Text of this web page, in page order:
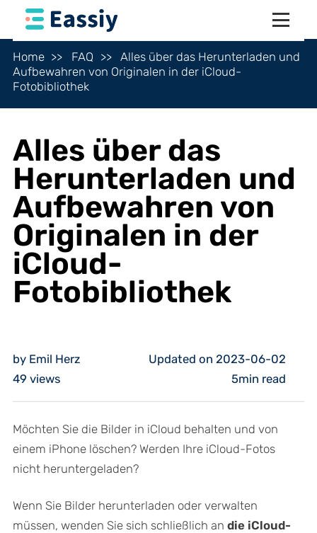
Home FAQ
Alles über das Herunterladen und
Aufbewahren von Originalen in der iCloud-
Fotobibliothek
Alles über das
Herunterladen und
Aufbewahren von
Originalen in der
iCloud-
Fotobibliothek
by Emil Herz
Updated on 2023-06-02
49 views 5min read
Möchten Sie die Bilder in iCloud behalten und von
einem iPhone löschen? Werden Ihre iCloud-Fotos
nicht heruntergeladen?
Wenn Sie Bilder herunterladen oder verwalten
müssen, wenden Sie sich schließlich an die iCloud-